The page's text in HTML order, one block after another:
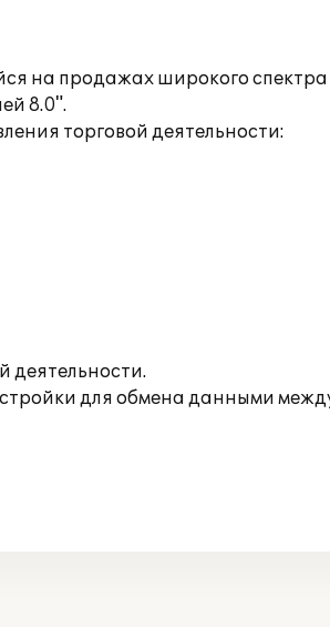
на продажах широкого
8.0".
торговой деятельности:
деятельности.
для обмена данными